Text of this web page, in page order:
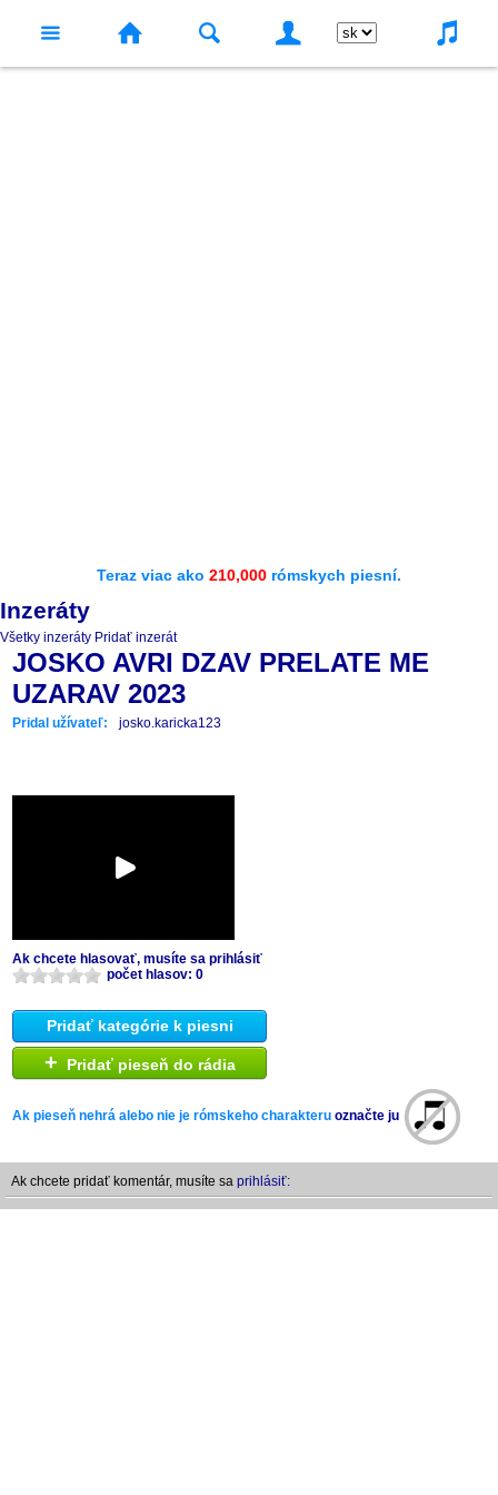
Teraz viac ako 210,000 rómskych piesní.
Inzeráty
Všetky inzeráty Pridať inzerát
JOSKO AVRI DZAV PRELATE ME
UZARAV 2023
Pridal užívateľ: josko.karicka123
Ak chcete hlasovať, musíte sa prihlásiť
počet hlasov: 0
Pridať kategórie k piesni
+ Pridať pieseň do rádia
Ak pieseň nehrá alebo nie je rómskeho charakteru označte ju
Ak chcete pridať komentár, musíte sa prihlásiť: